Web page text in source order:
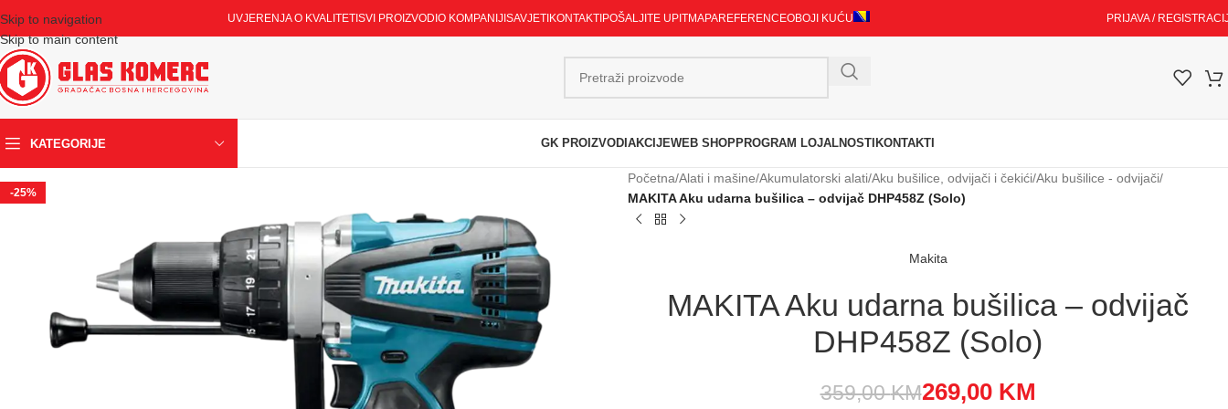
Skip to navigation
Skip to main content
UVJERENJA O KVALITETI SVI PROIZVODI O KOMPANIJI SAVJETI KONTAKTI POŠALJITE UPITMAPAREFERENCEOBOJI KUĆU PRIJAVA /
KATEGORIJE GK PROIZVODI AKCIJEWEB SHOPPROGRAM LOJALNOSTI KONTAKTI
-25%
Početna/Alati i mašine/Akumulatorski alati/Aku bušilice, odvijači i čekići/Aku bušilice - odvijači/
MAKITA Aku udarna bušilica – odvijač DHP458Z (Solo)
Makita
MAKITA Aku udarna bušilica – odvijač
DHP458Z (Solo)
359,00KM269,00 KM